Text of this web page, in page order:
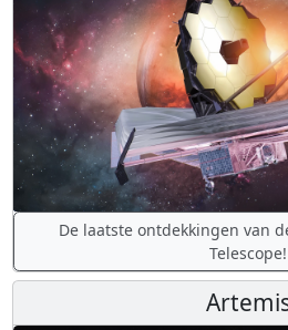
De laatste ontdekkingen van
Telescope!